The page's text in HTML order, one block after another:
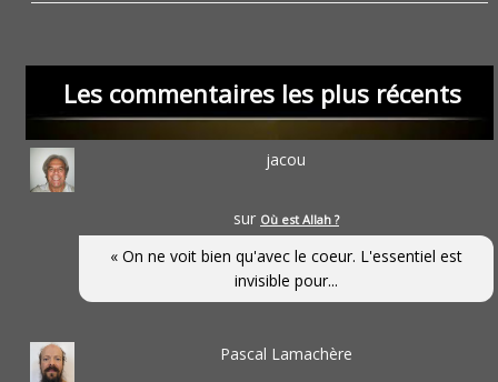
Les commentaires les plus récents
jacou
sur Où est Allah ?
« On ne voit bien qu'avec le coeur. L'essentiel est
invisible pour...
Pascal Lamachère